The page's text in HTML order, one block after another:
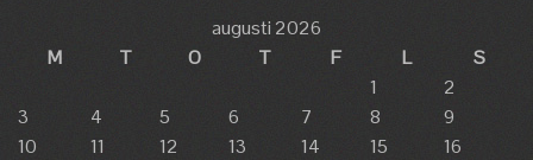
augusti 2026
M
T O T F L
S
1
2
3
4 5 6 7 8
9
10
11 12 13 14 15
16